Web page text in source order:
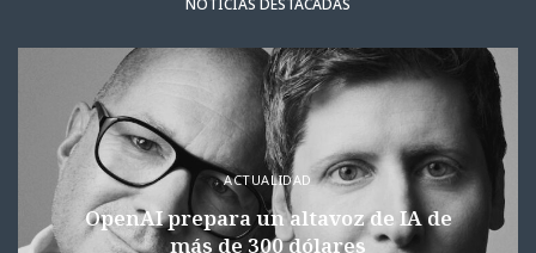
NOTICIAS DESTACADAS
ACTUALIDAD
OpenAI prepara un altavoz de IA de
más de 300 dólares